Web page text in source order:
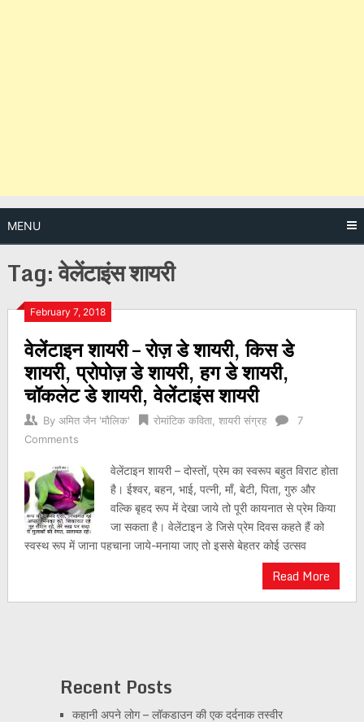
MENU
Tag:वेलेंटाइंस शायरी
February 7, 2018
वेलेंटाइन शायरी – रोज़ डे शायरी, किस डे
शायरी, प्रोपोज़ डे शायरी, हग डे शायरी,
चॉकलेट डे शायरी, वेलेंटाइंस शायरी
By अमित जैन 'मौलिक' रोमांटिक कविता, शायरी संग्रह
7
Comments
वेलेंटाइन शायरी – दोस्तों, प्रेम का स्वरूप बहुत विराट होता
है। ईश्वर, बहन, भाई, पत्नी, माँ, बेटी, पिता, गुरु और
वल्कि बृहद रूप में देखा जाये तो पूरी कायनात से प्रेम किया
जा सकता है। वेलेंटाइन डे जिसे प्रेम दिवस कहते हैं को
स्वस्थ रूप में जाना पहचाना जाये-मनाया जाए तो इससे बेहतर कोई उत्सव
Read More
Posts
navigation
Recent Posts
कहानी अपने लोग – लॉकडाउन की एक दर्दनाक तस्वीर